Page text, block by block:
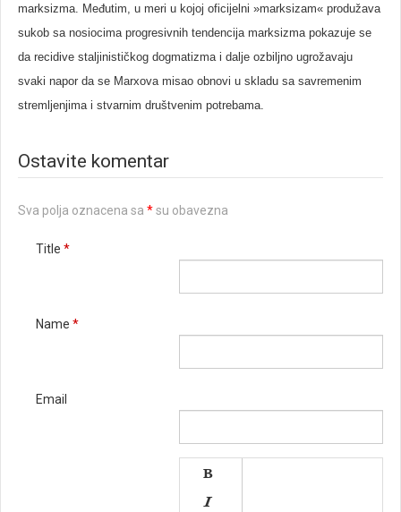
marksizma. Međutim, u meri u kojoj oficijelni »marksizam« produžava
sukob sa nosiocima progresivnih tendencija marksizma pokazuje se
da recidive staljinističkog dogmatizma i dalje ozbiljno ugrožavaju
svaki napor da se Marxova misao obnovi u skladu sa savremenim
stremljenjima i stvarnim društvenim potrebama.
Ostavite komentar
Sva polja oznacena sa *su obavezna
Title *
Name *
Email

